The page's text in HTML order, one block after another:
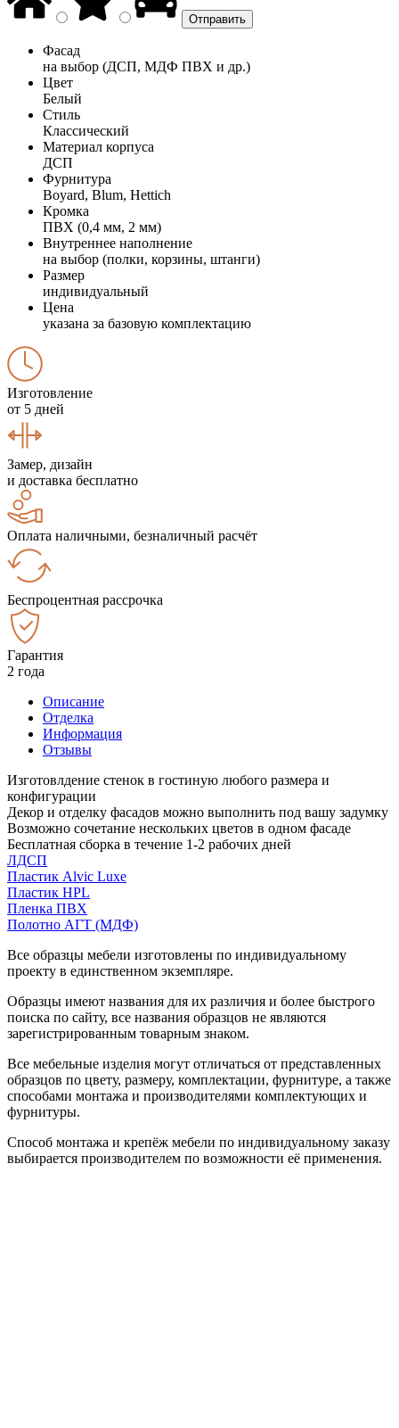
Фасад
на выбор (ДСП, МДФ ПВХ и др.)
Цвет
Белый
Стиль
Классический
Материал корпуса
ДСП
Фурнитура
Boyard, Blum, Hettich
Кромка
ПВХ (0,4 мм, 2 мм)
Внутреннее наполнение
на выбор (полки, корзины, штанги)
Размер
индивидуальный
Цена
указана за базовую комплектацию
Изготовление
от 5 дней
Замер, дизайн
и доставка бесплатно
Оплата наличными, безналичный расчёт
Беспроцентная рассрочка
Гарантия
2 года
Описание
Отделка
Информация
Отзывы
Изготовлдение стенок в гостиную любого размера и
конфигурации
Декор и отделку фасадов можно выполнить под вашу задумку
Возможно сочетание нескольких цветов в одном фасаде
Бесплатная сборка в течение 1-2 рабочих дней
ЛДСП
Пластик Alvic Luxe
Пластик HPL
Пленка ПВХ
Полотно АГТ (МДФ)
Все образцы мебели изготовлены по индивидуальному
проекту в единственном экземпляре.
Образцы имеют названия для их различия и более быстрого
поиска по сайту, все названия образцов не являются
зарегистрированным товарным знаком.
Все мебельные изделия могут отличаться от представленных
образцов по цвету, размеру, комплектации, фурнитуре, а также
способами монтажа и производителями комплектующих и
фурнитуры.
Способ монтажа и крепёж мебели по индивидуальному заказу
выбирается производителем по возможности её применения.